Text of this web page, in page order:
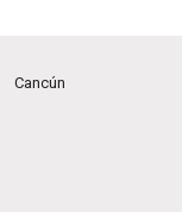
Cancún